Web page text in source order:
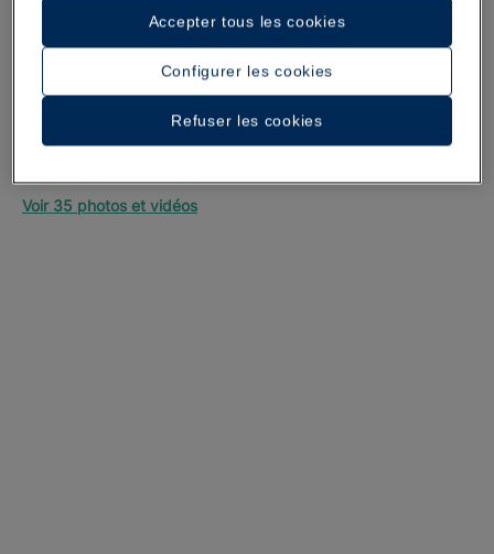
Voir 35 photos et vidéos
Configurer les cookies
Refuser les cookies
Accepter tous les cookies